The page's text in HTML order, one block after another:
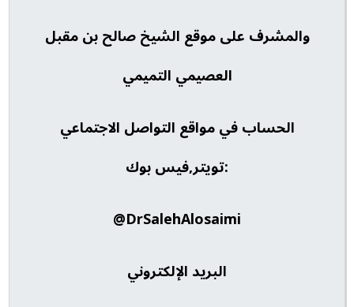
والمشرف على موقع الشيخ صالح بن مقبل
العصيمي التميمي
الحساب في مواقع التواصل الاجتماعي
:تويتر,فيس بوك
DrSalehAlosaimi@
البريد الإلكتروني